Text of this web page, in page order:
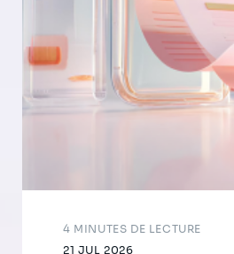
21 JUL 2026
4 MINUTES DE LECTURE